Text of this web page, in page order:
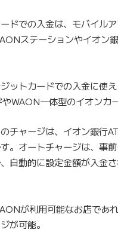
ドでの入金は、モバイル
ステーションやイオン
ットカードでの入金に使
WAON一体型のイオンカ
チャージは、イオン銀行
。オートチャージは、事
自動的に設定金額が入金
が利用可能なお店であ
が可能。